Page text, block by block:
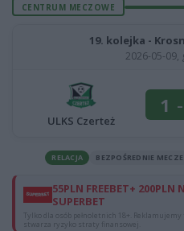
CENTRUM MECZOWE
19. kolejka -
2026-05-09,
ULKS Czerteż
1 -
RELACJA BEZPOŚREDNIE MECZE
55PLN FREEBET+ 200PLN
SUPERBET
Tylko dla osób pełnoletnich 18+.
stwarza ryzyko straty finansowej.